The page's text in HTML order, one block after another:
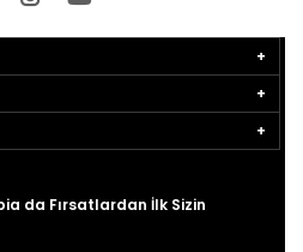
da Fırsatlardan İlk Sizin